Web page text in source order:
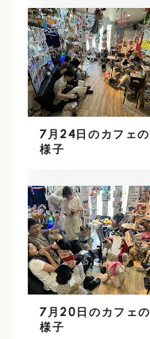
7月24日のカフェの
様子
7月20日のカフェの
様子